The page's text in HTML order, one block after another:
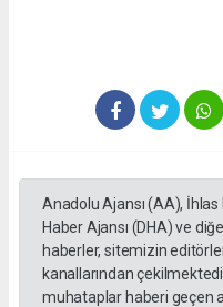
Anadolu Ajansı (AA),
Haber Ajansı (DHA) ve
haberler, sitemizin
kanallarından
muhataplar haberi geçen